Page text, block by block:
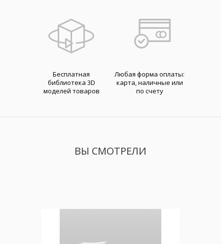
Бесплатная
библиотека 3D
моделей товаров
Любая форма оплаты:
карта, наличные или
по счету
ВЫ СМОТРЕЛИ